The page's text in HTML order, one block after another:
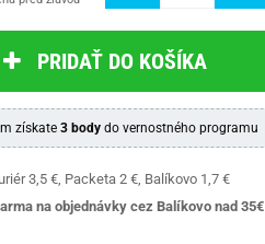
PRIDAŤ DO KOŠÍKA
získate 3 bodydo vernostného programu
3,5 €, Packeta 2 €, Balíkovo 1,7 €
na objednávky cez Balíkovo nad 35€